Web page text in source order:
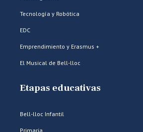
Tecnología y Robótica
EDC
Emprendimiento y Erasmus +
El Musical de Bell-lloc
Etapas educativas
Bell-lloc Infantil
Primaria